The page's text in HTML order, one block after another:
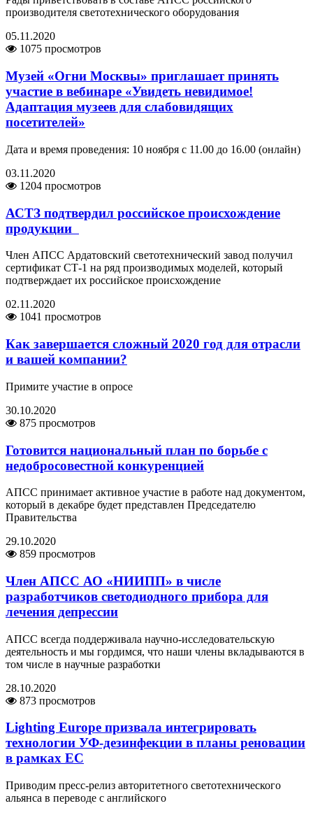
производителя светотехнического оборудования
05.11.2020
1075 просмотров
Музей «Огни Москвы» приглашает принять
участие в вебинаре «Увидеть невидимое!
Адаптация музеев для слабовидящих
посетителей»
Дата и время проведения: 10 ноября с 11.00 до 16.00 (онлайн)
03.11.2020
1204 просмотров
АСТЗ подтвердил российское происхождение
продукции
Член АПСС Ардатовский светотехнический завод получил
сертификат СТ-1 на ряд производимых моделей, который
подтверждает их российское происхождение
02.11.2020
1041 просмотров
Как завершается сложный 2020 год для отрасли
и вашей компании?
Примите участие в опросе
30.10.2020
875 просмотров
Готовится национальный план по борьбе с
недобросовестной конкуренцией
АПСС принимает активное участие в работе над документом,
который в декабре будет представлен Председателю
Правительства
29.10.2020
859 просмотров
Член АПСС АО «НИИПП» в числе
разработчиков светодиодного прибора для
лечения депрессии
АПСС всегда поддерживала научно-исследовательскую
деятельность и мы гордимся, что наши члены вкладываются в
том числе в научные разработки
28.10.2020
873 просмотров
Lighting Europe призвала интегрировать
технологии УФ-дезинфекции в планы реновации
в рамках ЕС
Приводим пресс-релиз авторитетного светотехнического
альянса в переводе с английского